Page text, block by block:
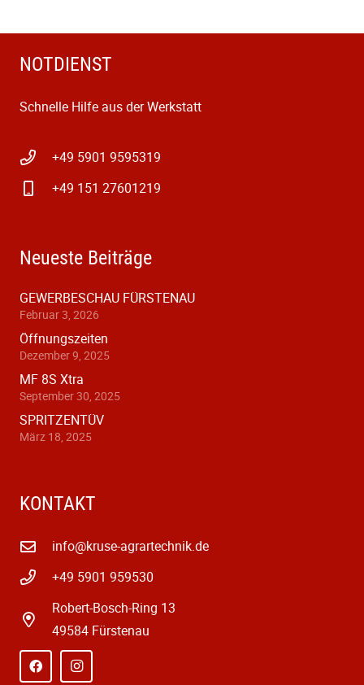
NOTDIENST
Schnelle Hilfe aus der Werkstatt
+49 5901 9595319
+49 151 27601219
Neueste Beiträge
GEWERBESCHAU FÜRSTENAU
Februar 3, 2026
Öffnungszeiten
Dezember 9, 2025
MF 8S Xtra
September 30, 2025
SPRITZENTÜV
März 18, 2025
KONTAKT
info@kruse-agrartechnik.de
+49 5901 959530
Robert-Bosch-Ring 13
49584 Fürstenau